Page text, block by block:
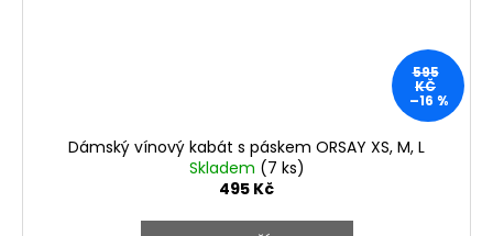
595
KČ
–16 %
Dámský vínový kabát s páskem ORSAY XS, M, L
Skladem (7 ks)
495 Kč